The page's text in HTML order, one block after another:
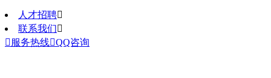
人才招聘
联系我们
 服务热线QQ咨询